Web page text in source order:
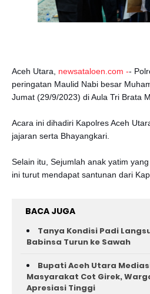
Aceh Utara, newsataloen.com --
peringatan Maulid Nabi besar
Jumat (29/9/2023) di Aula Tri Brata
Acara ini dihadiri Kapolres Aceh
jajaran serta Bhayangkari.
Selain itu, Sejumlah anak yatim
ini turut mendapat santunan dari
BACA JUGA
Tanya Kondisi Padi
Babinsa Turun ke Sawah
Bupati Aceh Utara
Masyarakat Cot Girek,
Apresiasi Tinggi